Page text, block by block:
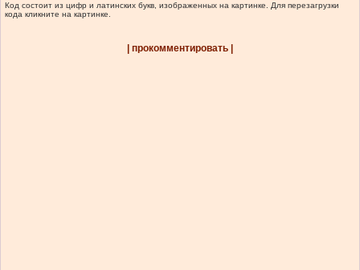
Код состоит из цифр и латинских букв, изображенных на картинке. Для перезагрузки
кода кликните на картинке.
| прокомментировать |